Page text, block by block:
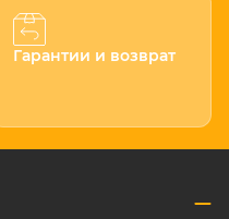
Гарантии и возврат